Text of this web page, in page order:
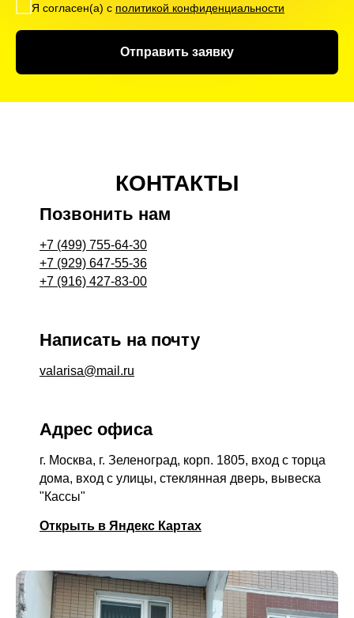
Я согласен(а) с политикой конфиденциальности
Отправить заявку
КОНТАКТЫ
Позвонить нам
+7 (499) 755-64-30
+7 (929) 647-55-36
+7 (916) 427-83-00
Написать на почту
valarisa@mail.ru
Адрес офиса
г. Москва, г. Зеленоград, корп. 1805, вход с торца
дома, вход с улицы, стеклянная дверь, вывеска
"Кассы"
Открыть в Яндекс Картах